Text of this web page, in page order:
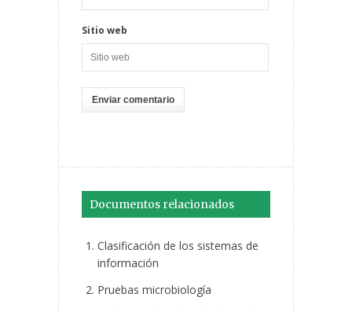
Sitio web
Documentos relacionados
Clasificación de los sistemas de
información
Pruebas microbiología